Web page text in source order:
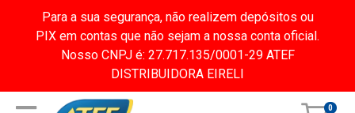
Para a sua segurança, não realizem depósitos ou
PIX em contas que não sejam a nossa conta oficial.
Nosso CNPJ é: 27.717.135/0001-29 ATEF
DISTRIBUIDORA EIRELI
0